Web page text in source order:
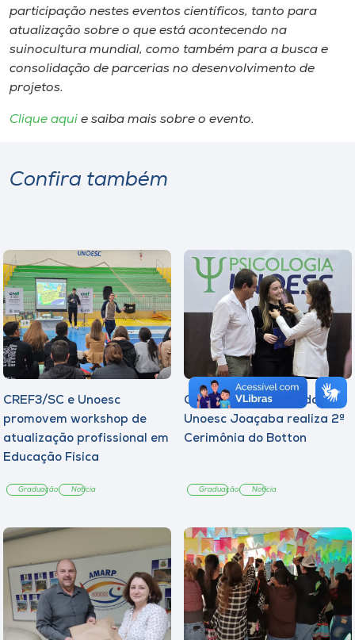
participação nestes eventos científicos, tanto para
atualização sobre o que está acontecendo na
suinocultura mundial, como também para a busca e
consolidação de parcerias no desenvolvimento de
projetos.
Clique aqui e saiba mais sobre o evento.
Confira também
CREF3/SC e Unoesc
promovem workshop de
atualização profissional em
Educação Física
Graduação Notícia
Curso de Psicologia da
Unoesc Joaçaba realiza 2ª
Cerimônia do Botton
Graduação Notícia